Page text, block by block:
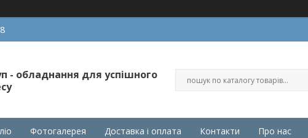
- обладнання для успішного
Фотогалерея Доставка і оплата Контакти Про нас